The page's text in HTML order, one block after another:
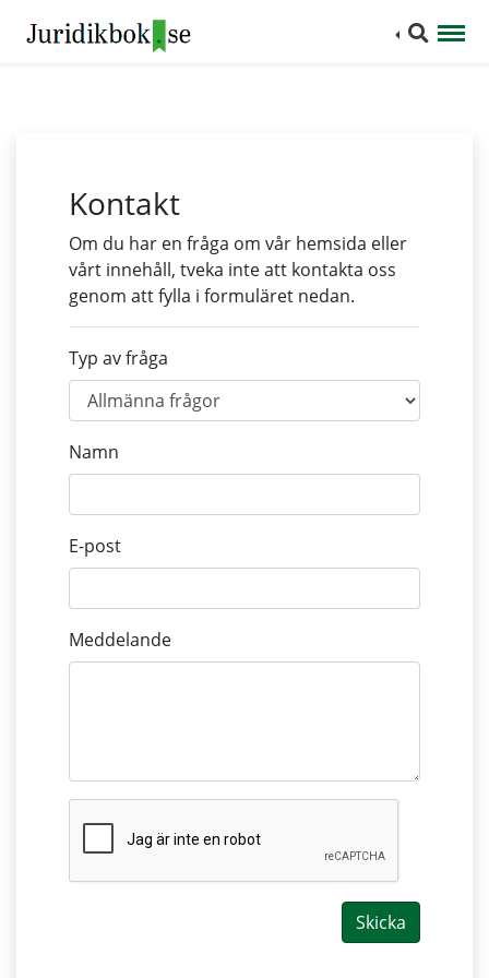
Kontakt
Om du har en fråga om vår hemsida eller
vårt innehåll, tveka inte att kontakta oss
genom att fylla i formuläret nedan.
Typ av fråga
Namn
E-post
Meddelande
Skicka